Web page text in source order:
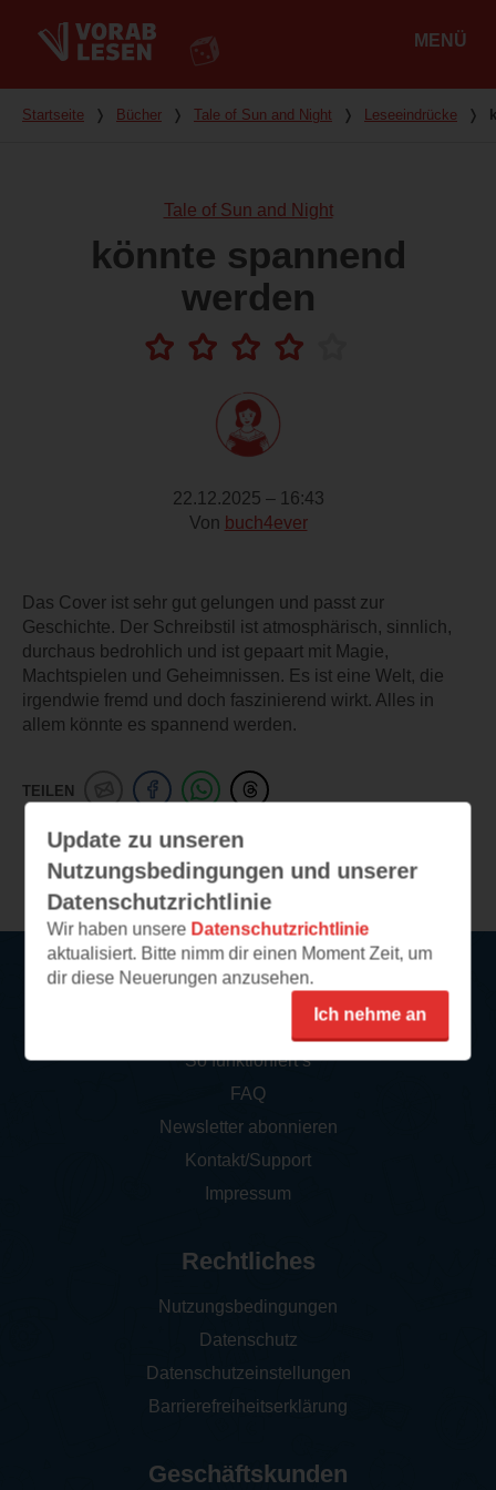
MENÜ
Du bist hier
Startseite ❭ Bücher ❭ Tale of Sun and Night ❭ Leseeindrücke ❭
Tale of Sun and Night
könnte spannend
werden
22.12.2025 – 16:43
Von buch4ever
Das Cover ist sehr gut gelungen und passt zur
Geschichte. Der Schreibstil ist atmosphärisch, sinnlich,
durchaus bedrohlich und ist gepaart mit Magie,
Machtspielen und Geheimnissen. Es ist eine Welt, die
irgendwie fremd und doch faszinierend wirkt. Alles in
allem könnte es spannend werden.
TEILEN
Weitere Leseeindrücke
Update zu unseren
Nutzungsbedingungen und unserer
Datenschutzrichtlinie
Wir haben unsere Datenschutzrichtlinie
aktualisiert. Bitte nimm dir einen Moment Zeit, um
dir diese Neuerungen anzusehen.
Ich nehme an
So funktioniert‘s
FAQ
Newsletter abonnieren
Kontakt/Support
Impressum
Rechtliches
Nutzungsbedingungen
Datenschutz
Datenschutzeinstellungen
Barrierefreiheitserklärung
Geschäftskunden